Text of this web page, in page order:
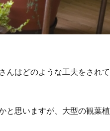
んはどのような工夫をされ
と思いますが、大型の観葉